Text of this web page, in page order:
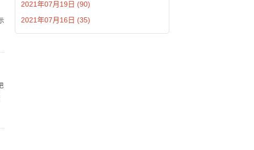
2021年07月19日 (90)
2021年07月16日 (35)